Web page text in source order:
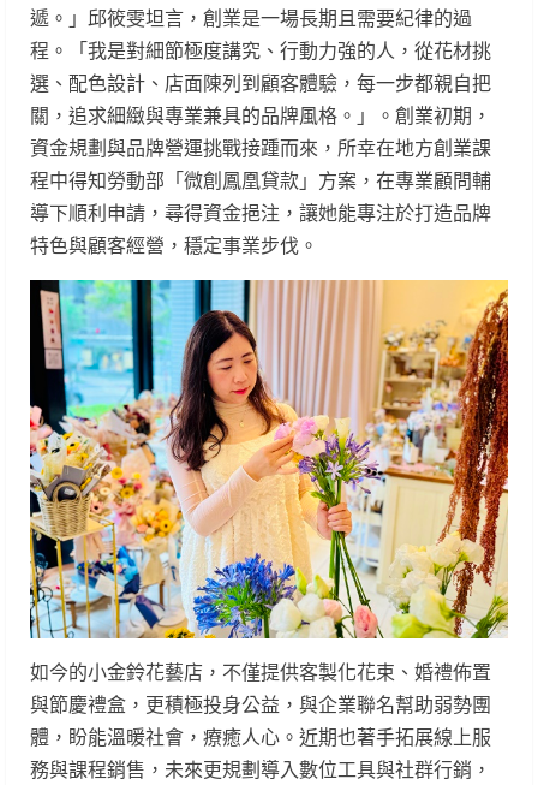
遞。」邱筱雯坦言，創業是一場長期且需要紀律的過
程。「我是對細節極度講究、行動力強的人，從花材挑
選、配色設計、店面陳列到顧客體驗，每一步都親自把
關，追求細緻與專業兼具的品牌風格。」。創業初期，
資金規劃與品牌營運挑戰接踵而來，所幸在地方創業課
程中得知勞動部「微創鳳凰貸款」方案，在專業顧問輔
導下順利申請，尋得資金挹注，讓她能專注於打造品牌
特色與顧客經營，穩定事業步伐。
如今的小金鈴花藝店，不僅提供客製化花束、婚禮佈置
與節慶禮盒，更積極投身公益，與企業聯名幫助弱勢團
體，盼能溫暖社會，療癒人心。近期也著手拓展線上服
務與課程銷售，未來更規劃導入數位工具與社群行銷，